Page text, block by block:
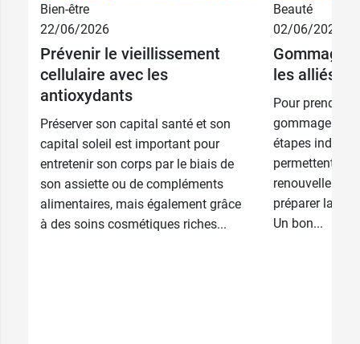
Bien-être
22/06/2026
Prévenir le vieillissement
cellulaire avec les
antioxydants
Préserver son capital santé et son
capital soleil est important pour
entretenir son corps par le biais de
son assiette ou de compléments
alimentaires, mais également grâce
à des soins cosmétiques riches...
Beauté
02/06/2026
Gommage
les alliés
Pour prendre
gommage et
étapes
permettent
préparer la
Un bon...